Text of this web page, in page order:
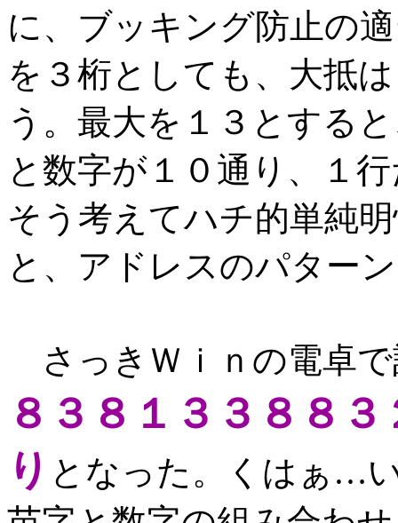
に、ブッキング防止の
を３桁としても、大抵
う。最大を１３とする
と数字が１０通り、１
そう考えてハチ的単純
と、アドレスのパター
さっきＷｉｎの電卓
８３８１３３８８
り となった。くはぁ…